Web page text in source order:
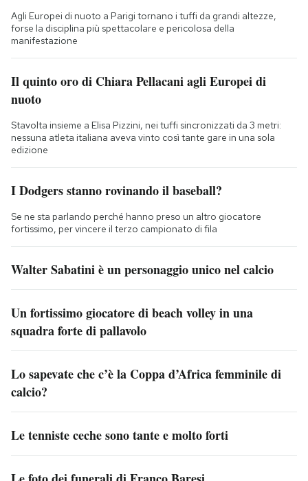
Agli Europei di nuoto a Parigi tornano i tuffi da grandi altezze,
forse la disciplina più spettacolare e pericolosa della
manifestazione
Il quinto oro di Chiara Pellacani agli Europei di
nuoto
Stavolta insieme a Elisa Pizzini, nei tuffi sincronizzati da 3 metri:
nessuna atleta italiana aveva vinto così tante gare in una sola
edizione
I Dodgers stanno rovinando il baseball?
Se ne sta parlando perché hanno preso un altro giocatore
fortissimo, per vincere il terzo campionato di fila
Walter Sabatini è un personaggio unico nel calcio
Un fortissimo giocatore di beach volley in una
squadra forte di pallavolo
Lo sapevate che c’è la Coppa d’Africa femminile di
calcio?
Le tenniste ceche sono tante e molto forti